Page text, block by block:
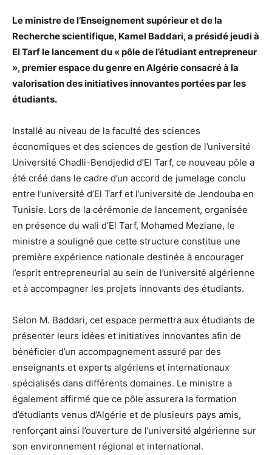
Le ministre de l’Enseignement supérieur et de la
Recherche scientifique, Kamel Baddari, a présidé jeudi à
El Tarf le lancement du « pôle de l’étudiant entrepreneur
», premier espace du genre en Algérie consacré à la
valorisation des initiatives innovantes portées par les
étudiants.
Installé au niveau de la faculté des sciences
économiques et des sciences de gestion de l’université
Université Chadli-Bendjedid d’El Tarf, ce nouveau pôle a
été créé dans le cadre d’un accord de jumelage conclu
entre l’université d’El Tarf et l’université de Jendouba en
Tunisie. Lors de la cérémonie de lancement, organisée
en présence du wali d’El Tarf, Mohamed Meziane, le
ministre a souligné que cette structure constitue une
première expérience nationale destinée à encourager
l’esprit entrepreneurial au sein de l’université algérienne
et à accompagner les projets innovants des étudiants.
Selon M. Baddari, cet espace permettra aux étudiants de
présenter leurs idées et initiatives innovantes afin de
bénéficier d’un accompagnement assuré par des
enseignants et experts algériens et internationaux
spécialisés dans différents domaines. Le ministre a
également affirmé que ce pôle assurera la formation
d’étudiants venus d’Algérie et de plusieurs pays amis,
renforçant ainsi l’ouverture de l’université algérienne sur
son environnement régional et international.